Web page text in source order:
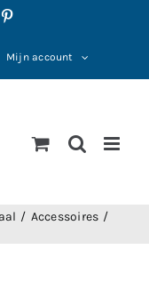
Mijn account
Accessoires